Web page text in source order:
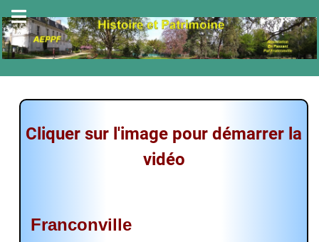
Cliquer sur l'image pour démarrer la
vidéo
Franconville